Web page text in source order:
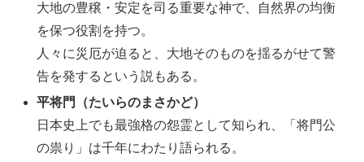
大地の豊穣・安定を司る重要な神で、自然界の均衡
を保つ役割を持つ。
人々に災厄が迫ると、大地そのものを揺るがせて警
告を発するという説もある。
平将門（たいらのまさかど）
日本史上でも最強格の怨霊として知られ、「将門公
の祟り」は千年にわたり語られる。